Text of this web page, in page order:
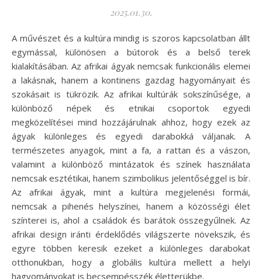
2025.01.30.
A művészet és a kultúra mindig is szoros kapcsolatban állt
egymással, különösen a bútorok és a belső terek
kialakításában. Az afrikai ágyak nemcsak funkcionális elemei
a lakásnak, hanem a kontinens gazdag hagyományait és
szokásait is tükrözik. Az afrikai kultúrák sokszínűsége, a
különböző népek és etnikai csoportok egyedi
megközelítései mind hozzájárulnak ahhoz, hogy ezek az
ágyak különleges és egyedi darabokká váljanak. A
természetes anyagok, mint a fa, a rattan és a vászon,
valamint a különböző mintázatok és színek használata
nemcsak esztétikai, hanem szimbolikus jelentőséggel is bír.
Az afrikai ágyak, mint a kultúra megjelenési formái,
nemcsak a pihenés helyszínei, hanem a közösségi élet
színterei is, ahol a családok és barátok összegyűlnek. Az
afrikai design iránti érdeklődés világszerte növekszik, és
egyre többen keresik ezeket a különleges darabokat
otthonukban, hogy a globális kultúra mellett a helyi
hagyományokat is becsempésszék életterükbe.